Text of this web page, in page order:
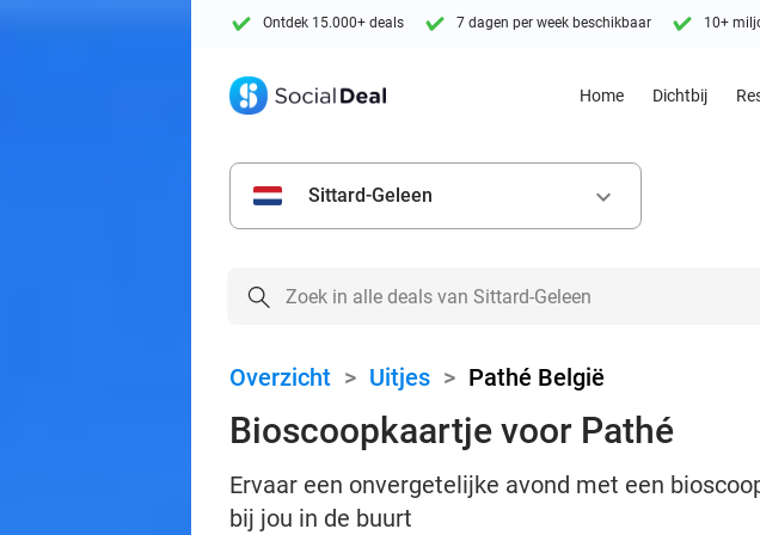
Ontdek 15.000+ deals 7 dagen per week beschikbaar 10+
Home Dichtbij
Sittard-Geleen keyboard_arrow_down
Overzicht > Uitjes > Pathé België
Bioscoopkaartje voor Pathé
Ervaar een onvergetelijke avond met een
bij jou in de buurt